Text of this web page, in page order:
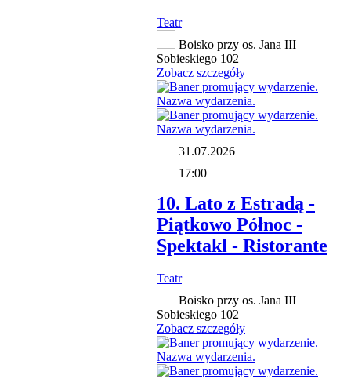
Teatr
Boisko przy os. Jana III
Sobieskiego 102
Zobacz szczegóły
31.07.2026
17:00
10. Lato z Estradą -
Piątkowo Północ -
Spektakl - Ristorante
Teatr
Boisko przy os. Jana III
Sobieskiego 102
Zobacz szczegóły